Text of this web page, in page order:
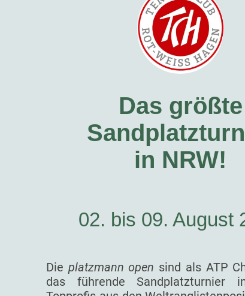
Das größte
in NRW!
02. bis 09. August
Die platzmann open sind als ATP
das führende Sandplatzturnier